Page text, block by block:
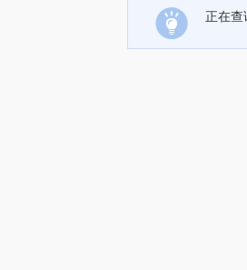
正在查